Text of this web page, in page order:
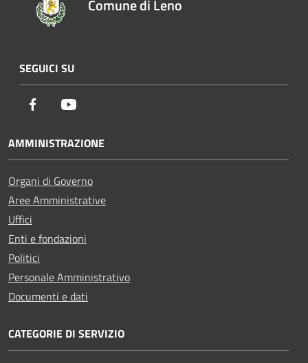
Comune di Leno
SEGUICI SU
Facebook
AMMINISTRAZIONE
Organi di Governo
Aree Amministrative
Uffici
Enti e fondazioni
Politici
Personale Amministrativo
Documenti e dati
CATEGORIE DI SERVIZIO